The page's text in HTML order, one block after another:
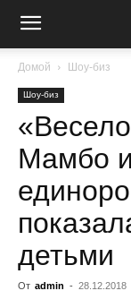
Crazy-
Daizy
сумашедшие
Домой Шоу-биз
Шоу-биз
Мамбо
детьми
От admin - 28.12.2018